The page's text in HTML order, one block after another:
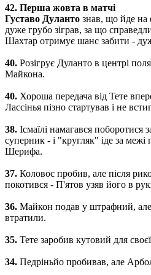
42. Перша жовта в матчі
Густаво Дуланто знав, що йде на
дуже грубо зіграв, за що
Шахтар отримує шанс забити -
40. Розігрує Дуланто в центрі
Майкона.
40. Хороша передача від Тете
Лассінья пізно стартував і не
38. Ісмаїлі намагався поборотися
суперник - і "кругляк" іде за межі
Шерифа.
37. Коловос пробив, але після
покотився - П'ятов узяв його в
36. Майкон подав у штрафний,
втратили.
35. Тете заробив кутовий для
34. Педріньйо пробивав, але